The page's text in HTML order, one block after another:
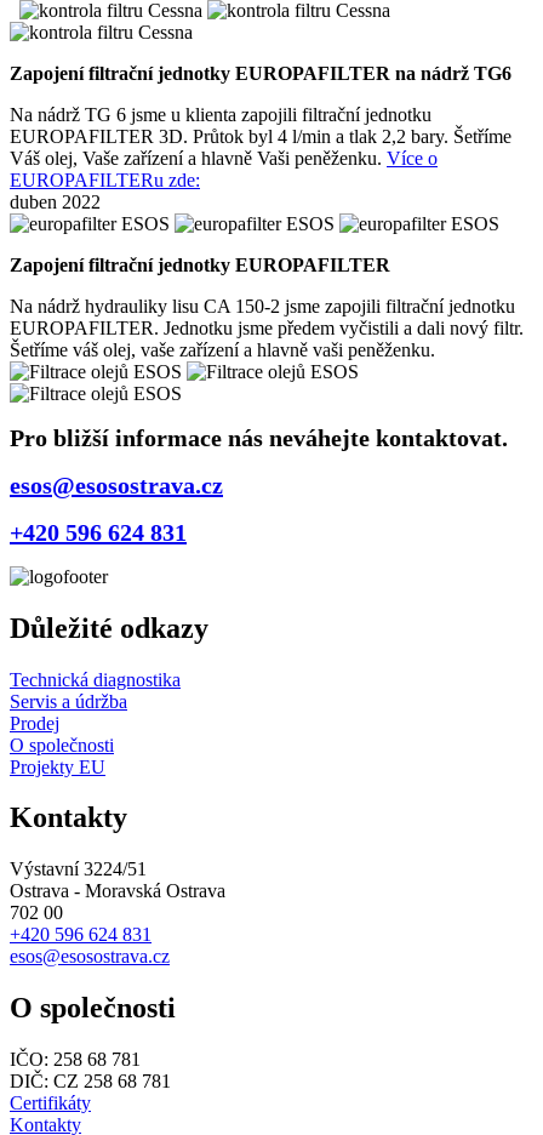
Zapojení filtrační jednotky EUROPAFILTER na nádrž TG6
Na nádrž TG 6 jsme u klienta zapojili filtrační jednotku
EUROPAFILTER 3D. Průtok byl 4 l/min a tlak 2,2 bary. Šetříme
Váš olej, Vaše zařízení a hlavně Vaši peněženku. Více o
EUROPAFILTERu zde:
duben 2022
Zapojení filtrační jednotky EUROPAFILTER
Na nádrž hydrauliky lisu CA 150-2 jsme zapojili filtrační jednotku
EUROPAFILTER. Jednotku jsme předem vyčistili a dali nový filtr.
Šetříme váš olej, vaše zařízení a hlavně vaši peněženku.
Pro bližší informace nás neváhejte kontaktovat.
esos@esosostrava.cz
+420 596 624 831
Důležité odkazy
Technická diagnostika
Servis a údržba
Prodej
O společnosti
Projekty EU
Kontakty
Výstavní 3224/51
Ostrava - Moravská Ostrava
702 00
+420 596 624 831
esos@esosostrava.cz
O společnosti
IČO: 258 68 781
DIČ: CZ 258 68 781
Certifikáty
Kontakty